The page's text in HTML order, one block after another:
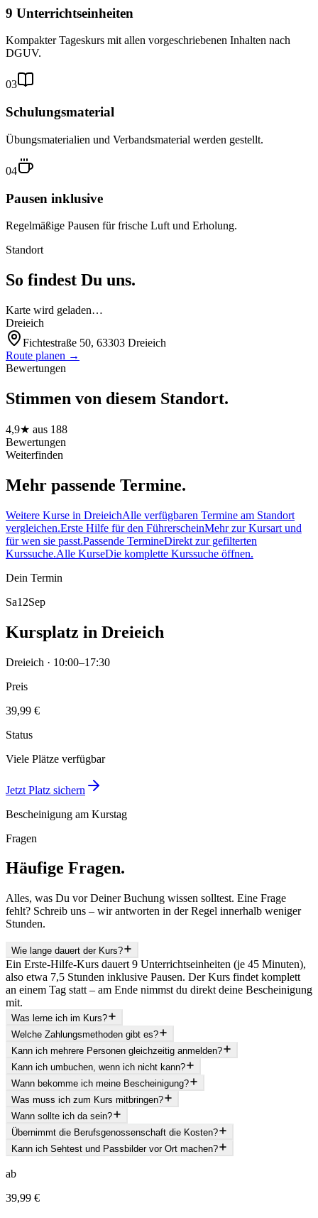
9 Unterrichtseinheiten
Kompakter Tageskurs mit allen vorgeschriebenen Inhalten nach
DGUV.
03
Schulungsmaterial
Übungsmaterialien und Verbandsmaterial werden gestellt.
04
Pausen inklusive
Regelmäßige Pausen für frische Luft und Erholung.
Standort
So findest Du uns.
Karte wird geladen…
Dreieich
Fichtestraße 50, 63303 Dreieich
Route planen →
Bewertungen
Stimmen von diesem Standort.
4,9★ aus 188
Bewertungen
Weiterfinden
Mehr passende Termine.
Weitere Kurse in DreieichAlle verfügbaren Termine am Standort
vergleichen.Erste Hilfe für den FührerscheinMehr zur Kursart und
für wen sie passt.Passende TermineDirekt zur gefilterten
Kurssuche.Alle KurseDie komplette Kurssuche öffnen.
Dein Termin
Sa12Sep
Kursplatz in Dreieich
Dreieich · 10:00–17:30
Preis
39,99 €
Status
Viele Plätze verfügbar
Jetzt Platz sichern
Bescheinigung am Kurstag
Fragen
Häufige Fragen.
Alles, was Du vor Deiner Buchung wissen solltest. Eine Frage
fehlt? Schreib uns – wir antworten in der Regel innerhalb weniger
Stunden.
Wie lange dauert der Kurs?
Ein Erste-Hilfe-Kurs dauert 9 Unterrichtseinheiten (je 45 Minuten),
also etwa 7,5 Stunden inklusive Pausen. Der Kurs findet komplett
an einem Tag statt – am Ende nimmst du direkt deine Bescheinigung
mit.
Was lerne ich im Kurs?
Welche Zahlungsmethoden gibt es?
Kann ich mehrere Personen gleichzeitig anmelden?
Kann ich umbuchen, wenn ich nicht kann?
Wann bekomme ich meine Bescheinigung?
Was muss ich zum Kurs mitbringen?
Wann sollte ich da sein?
Übernimmt die Berufsgenossenschaft die Kosten?
Kann ich Sehtest und Passbilder vor Ort machen?
ab
39,99 €